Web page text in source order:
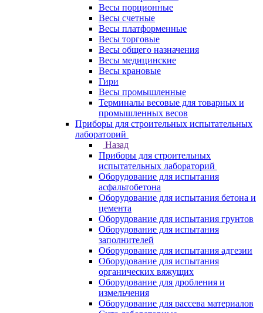
Весы порционные
Весы счетные
Весы платформенные
Весы торговые
Весы общего назначения
Весы медицинские
Весы крановые
Гири
Весы промышленные
Терминалы весовые для товарных и
промышленных весов
Приборы для строительных испытательных
лабораторий
Назад
Приборы для строительных
испытательных лабораторий
Оборудование для испытания
асфальтобетона
Оборудование для испытания бетона и
цемента
Оборудование для испытания грунтов
Оборудование для испытания
заполнителей
Оборудование для испытания адгезии
Оборудование для испытания
органических вяжущих
Оборудование для дробления и
измельчения
Оборудование для рассева материалов